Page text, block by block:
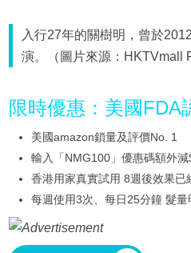
入行27年的關樹明，曾於
演。（圖片來源：HKTVmall
限時優惠：美國FDA
美國amazon鎖量及評價No. 1
輸入「NMG100」優惠碼額外
香港用家真實試用 8週後效果已
每週使用3次、每日25分鐘 髮量